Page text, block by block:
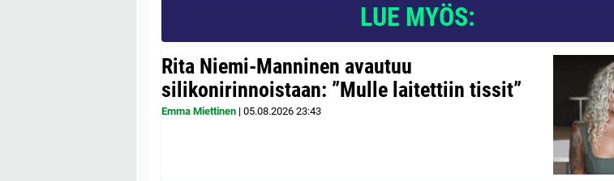
LUE MYÖS:
Rita Niemi-Manninen avautuu
silikonirinnoistaan: ”Mulle laitettiin tissit”
Emma Miettinen | 05.08.2026 23:43